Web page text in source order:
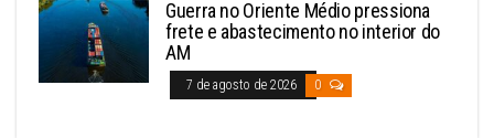
Guerra no Oriente Médio pressiona
frete e abastecimento no interior do
AM
7 de agosto de 2026 0